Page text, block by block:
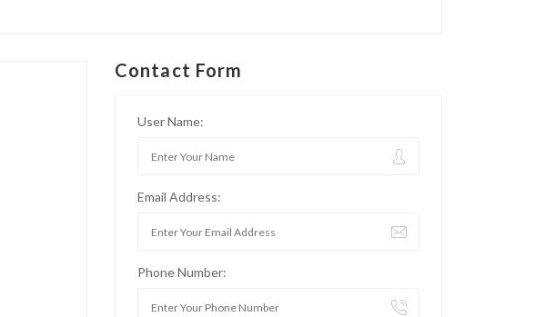
Contact Form
User Name:
Email Address:
Phone Number: